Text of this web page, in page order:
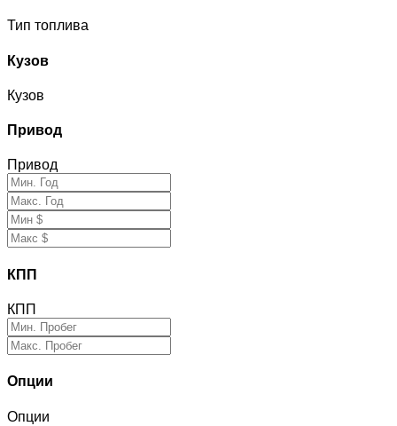
Тип топлива
Кузов
Кузов
Привод
Привод
КПП
КПП
Опции
Опции